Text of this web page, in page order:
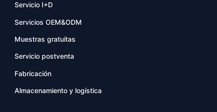
Servicio I+D
Servicios OEM&ODM
Muestras gratuitas
Servicio postventa
Fabricación
Almacenamiento y logística